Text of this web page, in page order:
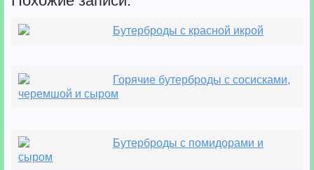
Бутерброды с красной икрой
Горячие бутерброды с сосисками,
черемшой и сыром
Бутерброды с помидорами и
сыром